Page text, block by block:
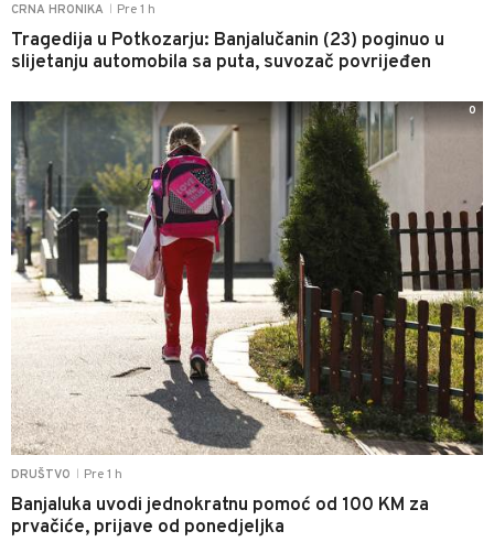
CRNA HRONIKA Pre 1 h
Tragedija u Potkozarju: Banjalučanin (23) poginuo u
slijetanju automobila sa puta, suvozač povrijeđen
DRUŠTVO Pre 1 h
Banjaluka uvodi jednokratnu pomoć od 100 KM za
prvačiće, prijave od ponedjeljka
0